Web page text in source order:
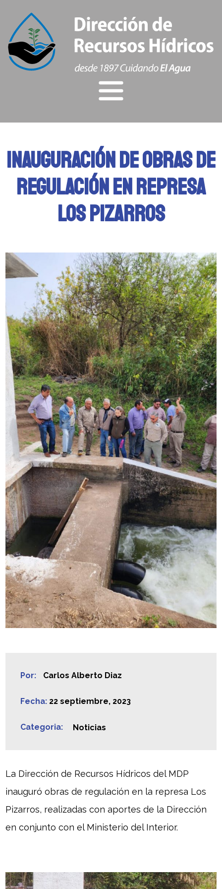
Inicio
INSTITUCIONAL
NOTICIAS
TRAMITES
WEBGIS
Revistas
INAUGURACIÓN DE OBRAS DE
REGULACIÓN EN REPRESA
LOS PIZARROS
Por: Carlos Alberto Diaz
Fecha: 22 septiembre, 2023
Categoria: Noticias
La Dirección de Recursos Hídricos del MDP
inauguró obras de regulación en la represa Los
Pizarros, realizadas con aportes de la Dirección
en conjunto con el Ministerio del Interior.